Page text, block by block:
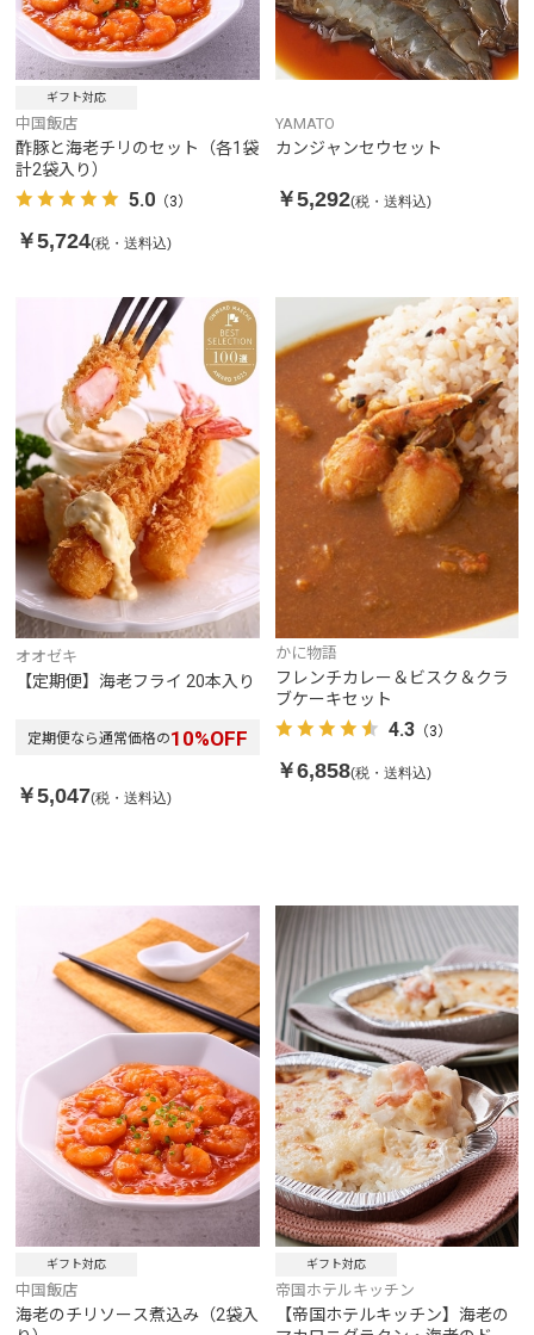
ギフト対応
中国飯店
酢豚と海老チリのセット（各1袋
計2袋入り）
5.0 （3）
￥5,724(税・送料込)
YAMATO
カンジャンセウセット
￥5,292(税・送料込)
オオゼキ
【定期便】海老フライ 20本入り
定期便なら通常価格の10%OFF
￥5,047(税・送料込)
かに物語
フレンチカレー＆ビスク＆クラ
ブケーキセット
4.3（3）
￥6,858(税・送料込)
ギフト対応
中国飯店
海老のチリソース煮込み（2袋入
ギフト対応
帝国ホテルキッチン
【帝国ホテルキッチン】海老の